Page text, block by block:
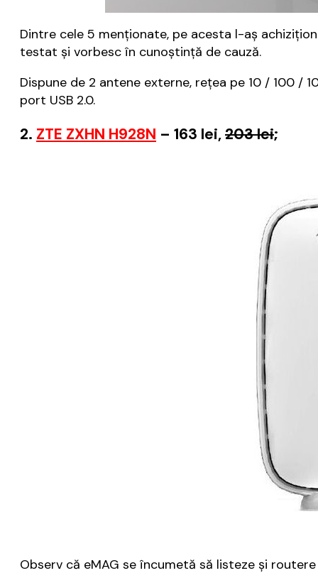
Dintre cele 5 menționate, pe acesta l-aș
testat și vorbesc în cunoștință de cauză.
Dispune de 2 antene externe, rețea pe 10 / 100 /
port USB 2.0.
2. ZTE ZXHN H928N – 163 lei,203 lei;
Observ că eMAG se încumetă să listeze și